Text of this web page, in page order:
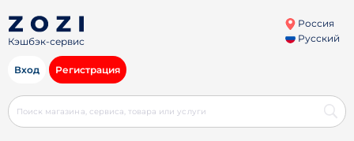
Кэшбэк-сервис
Россия
Русский
Вход Регистрация